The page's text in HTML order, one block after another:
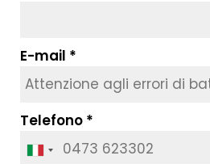
E-mail
Telefono